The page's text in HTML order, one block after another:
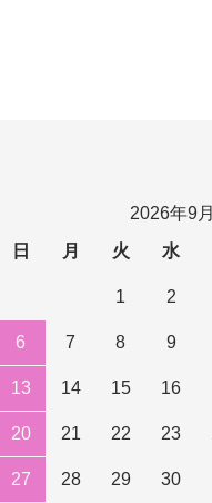
2026年9月
日
月 火 水
1 2
6 7 8 9
13 14 15 16
20 21 22 23
27 28 29 30